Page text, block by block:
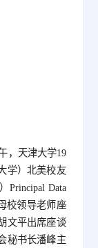
，天津大学19
学）北美校友
Principal Data
校领导老师座
文平出席座谈
秘书长潘峰主